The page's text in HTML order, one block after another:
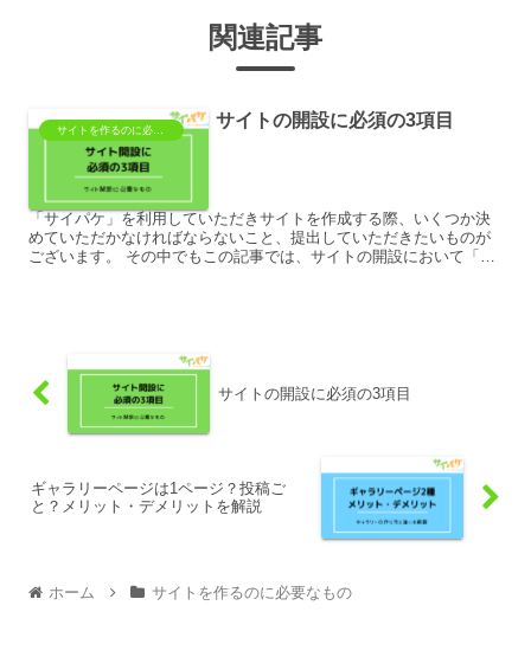
関連記事
サイトの開設に必須の3項目
「サイパケ」を利用していただきサイトを作成する際、いくつか決
めていただかなければならないこと、提出していただきたいものが
ございます。 その中でもこの記事では、サイトの開設において「必
サイトの開設に必須の3項目
ギャラリーページは1ページ？投稿ご
と？メリット・デメリットを解説
ホーム サイトを作るのに必要なもの